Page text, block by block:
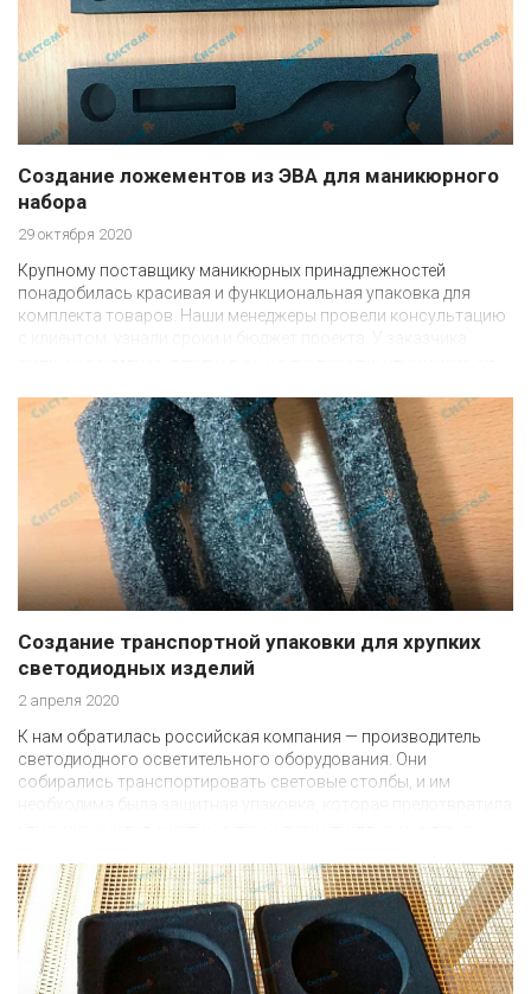
Создание ложементов из ЭВА для маникюрного
набора
29 октября 2020
Крупному поставщику маникюрных принадлежностей
понадобилась красивая и функциональная упаковка для
комплекта товаров. Наши менеджеры провели консультацию
пенополиэтилен — он выбрал EVA. У него более приятная на
ощупь мягкая фактура, красивый насыщенный цвет, кроме
того этот полимер похож на материал использованный в
образце.
Создание транспортной упаковки для хрупких
светодиодных изделий
2 апреля 2020
К нам обратилась российская компания — производитель
светодиодного осветительного оборудования. Они
собирались транспортировать световые столбы, и им
адаптировали его под наше оборудование с ЧПУ.